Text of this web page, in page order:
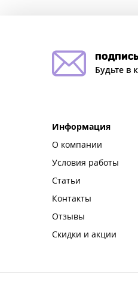
Будьте в
Информация
О компании
Условия работы
Статьи
Контакты
Отзывы
Скидки и акции